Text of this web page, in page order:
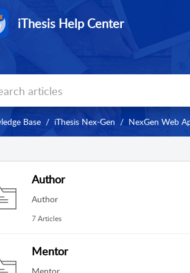
iThesis Help Center
Base iThesis Nex-Gen NexGen Web
Author
Author
7 Articles
Mentor
Mentor